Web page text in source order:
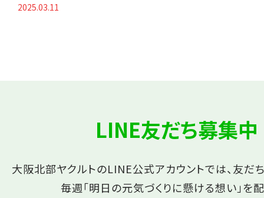
2025.03.11
LINE友だち募集中
大阪北部ヤクルトのLINE公式アカウントでは、友だ
毎週「明日の元気づくりに懸ける想い」を